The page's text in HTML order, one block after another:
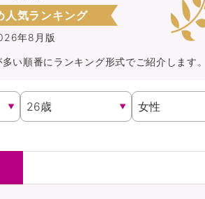
向け
持病がある方向け
火災保険
還元型保険
年8月版
人気ランキング
多い順番にランキング形式でご紹介します。